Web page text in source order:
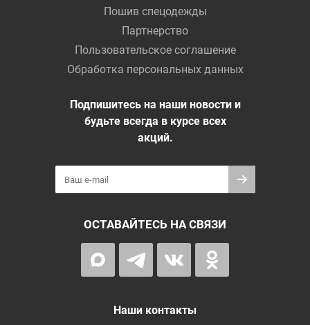
Пошив спецодежды
Партнерство
Пользовательское соглашение
Обработка персональных данных
Подпишитесь на наши новости и
будьте всегда в курсе всех
акций.
ОСТАВАЙТЕСЬ НА СВЯЗИ
Наши контакты